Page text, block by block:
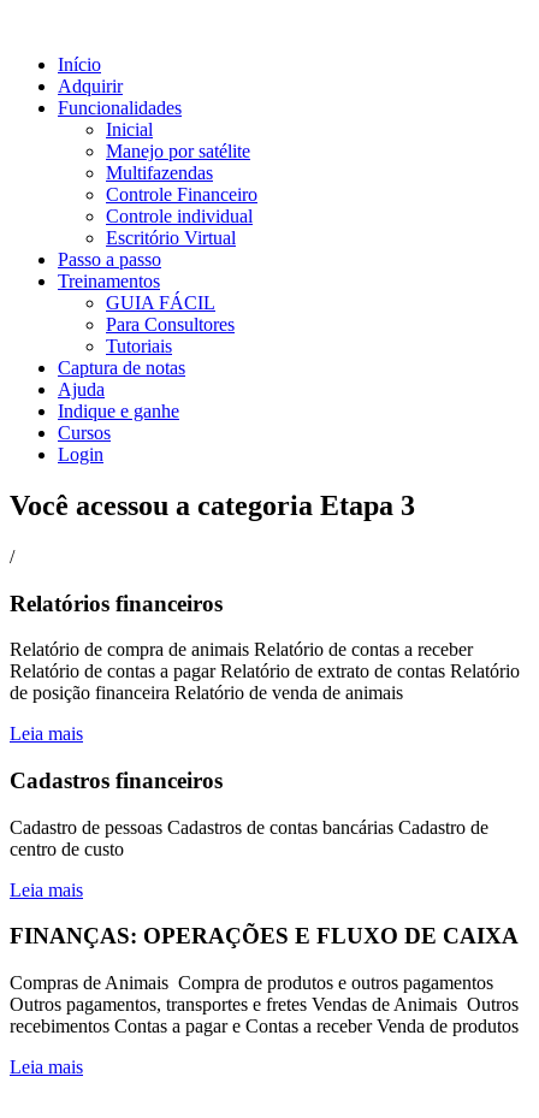
Início
Adquirir
Funcionalidades
Inicial
Manejo por satélite
Multifazendas
Controle Financeiro
Controle individual
Escritório Virtual
Passo a passo
Treinamentos
GUIA FÁCIL
Para Consultores
Tutoriais
Captura de notas
Ajuda
Indique e ganhe
Cursos
Login
Você acessou a categoria Etapa 3
/
Relatórios financeiros
Relatório de compra de animais Relatório de contas a receber
Relatório de contas a pagar Relatório de extrato de contas Relatório
de posição financeira Relatório de venda de animais
Leia mais
Cadastros financeiros
Cadastro de pessoas Cadastros de contas bancárias Cadastro de
centro de custo
Leia mais
FINANÇAS: OPERAÇÕES E FLUXO DE CAIXA
Compras de Animais Compra de produtos e outros pagamentos
Outros pagamentos, transportes e fretes Vendas de Animais Outros
recebimentos Contas a pagar e Contas a receber Venda de produtos
Leia mais